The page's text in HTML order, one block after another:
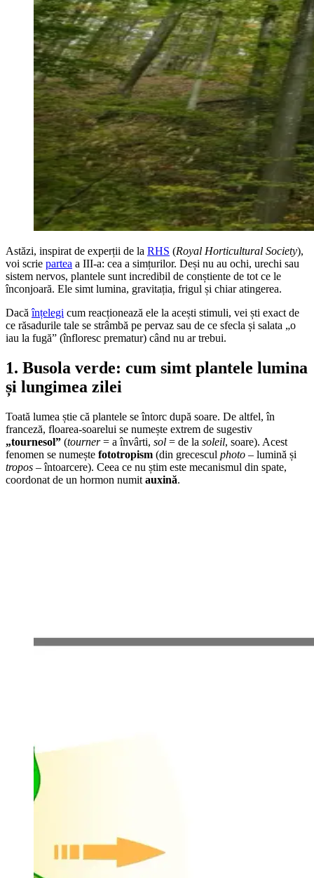
Astăzi, inspirat de experții de la RHS (Royal Horticultural Society),
voi scrie partea a III-a: cea a simțurilor. Deși nu au ochi, urechi sau
sistem nervos, plantele sunt incredibil de conștiente de tot ce le
înconjoară. Ele simt lumina, gravitația, frigul și chiar atingerea.
Dacăînțelegi cum reacționează ele la acești stimuli, vei ști exact de
ce răsadurile tale se strâmbă pe pervaz sau de ce sfecla și salata „o
iau la fugă” (înfloresc prematur) când nu ar trebui.
1. Busola verde: cum simt plantele lumina
și lungimea zilei
Toată lumea știe că plantele se întorc după soare. De altfel, în
franceză, floarea-soarelui se numește extrem de sugestiv
„tournesol” (tourner= a învârti, sol = de la soleil, soare). Acest
fenomen se numește fototropism (din grecescul photo – lumină și
tropos – întoarcere). Ceea ce nu știm este mecanismul din spate,
coordonat de un hormon numit auxină.